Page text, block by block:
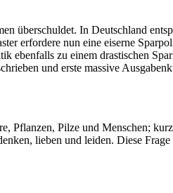
überschuldet. In Deutschland
erfordere nun eine eiserne
zu einem drastischen
und erste massive
Pflanzen, Pilze und Menschen;
lieben und leiden. Diese